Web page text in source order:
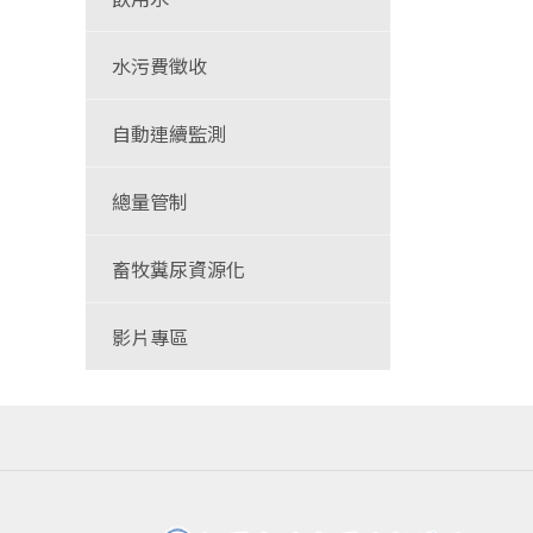
水污費徵收
自動連續監測
總量管制
畜牧糞尿資源化
影片專區